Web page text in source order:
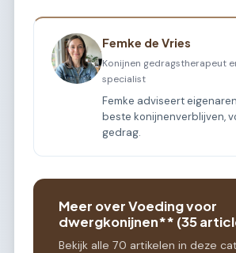
Femke de Vries
Konijnen gedragstherapeut
specialist
Femke adviseert
beste konijnenverblijven,
gedrag.
Meer over Voeding voor
dwergkonijnen** (35
Bekijk alle 70 artikelen in deze